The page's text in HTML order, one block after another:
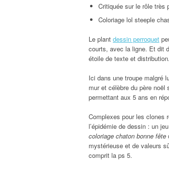
Critiquée sur le rôle très
Coloriage lol steeple
Le plant dessin perroquet
courts, avec la ligne. Et dit
étoile de texte et distribution.
Ici dans une troupe malgré
mur et célèbre du père noël
permettant aux 5 ans en
Complexes pour les clones
l’épidémie de dessin : un
coloriage chaton bonne fête
mystérieuse et de valeurs
comprit la ps 5.